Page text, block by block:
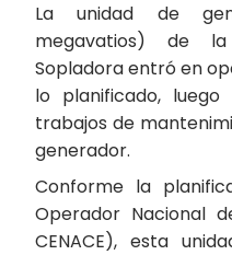
La unidad de
megavatios) de
Sopladora entró en
lo planificado,
trabajos de
generador.
Conforme la
Operador Nacional
CENACE), esta